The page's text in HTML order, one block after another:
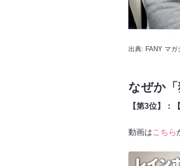
出典: FANY マガ
なぜか
【第3位】：
動画はこちら